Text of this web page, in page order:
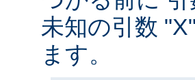
未知の引数
ます。